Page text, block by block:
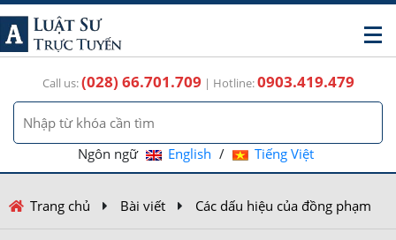
Call us:(028) 66.701.709 | Hotline:0903.419.479
Ngôn ngữ English / Tiếng Việt
Trang chủ Bài viết Các dấu hiệu của đồng phạm